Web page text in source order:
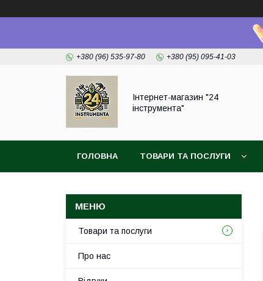
+380 (96) 535-97-80 +380 (95) 095-41-03
Інтернет-магазин "24
інструмента"
ГОЛОВНА ТОВАРИ ТА ПОСЛУГИ
Товари та послуги
Про нас